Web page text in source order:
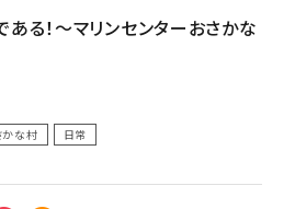
！～マリンセンターおさかな
かな村 日常